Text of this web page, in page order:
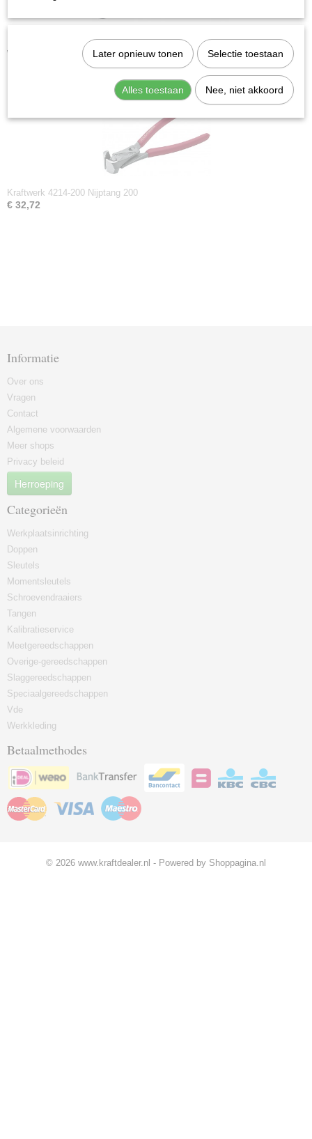
Kraftwerk 2216-180 Nijptang 180
€ 9,18
Kraftwerk 4214-200 Nijptang 200
€ 32,72
Informatie
Over ons
Vragen
Contact
Algemene voorwaarden
Meer shops
Privacy beleid
Herroeping
Categorieën
Werkplaatsinrichting
Doppen
Sleutels
Momentsleutels
Schroevendraaiers
Tangen
Kalibratieservice
Meetgereedschappen
Overige-gereedschappen
Slaggereedschappen
Speciaalgereedschappen
Vde
Werkkleding
Betaalmethodes
© 2026 www.kraftdealer.nl - Powered by Shoppagina.nl
Later opnieuw tonen Selectie toestaan
Alles toestaan Nee, niet akkoord